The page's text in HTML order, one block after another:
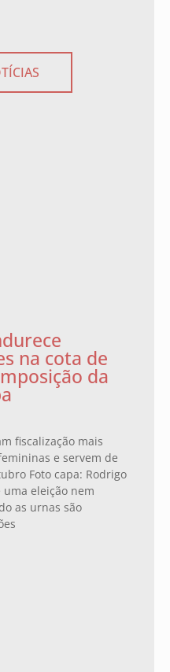
na cota de
da
fiscalização mais
e servem de
Foto capa: Rodrigo
uma eleição nem
as urnas são